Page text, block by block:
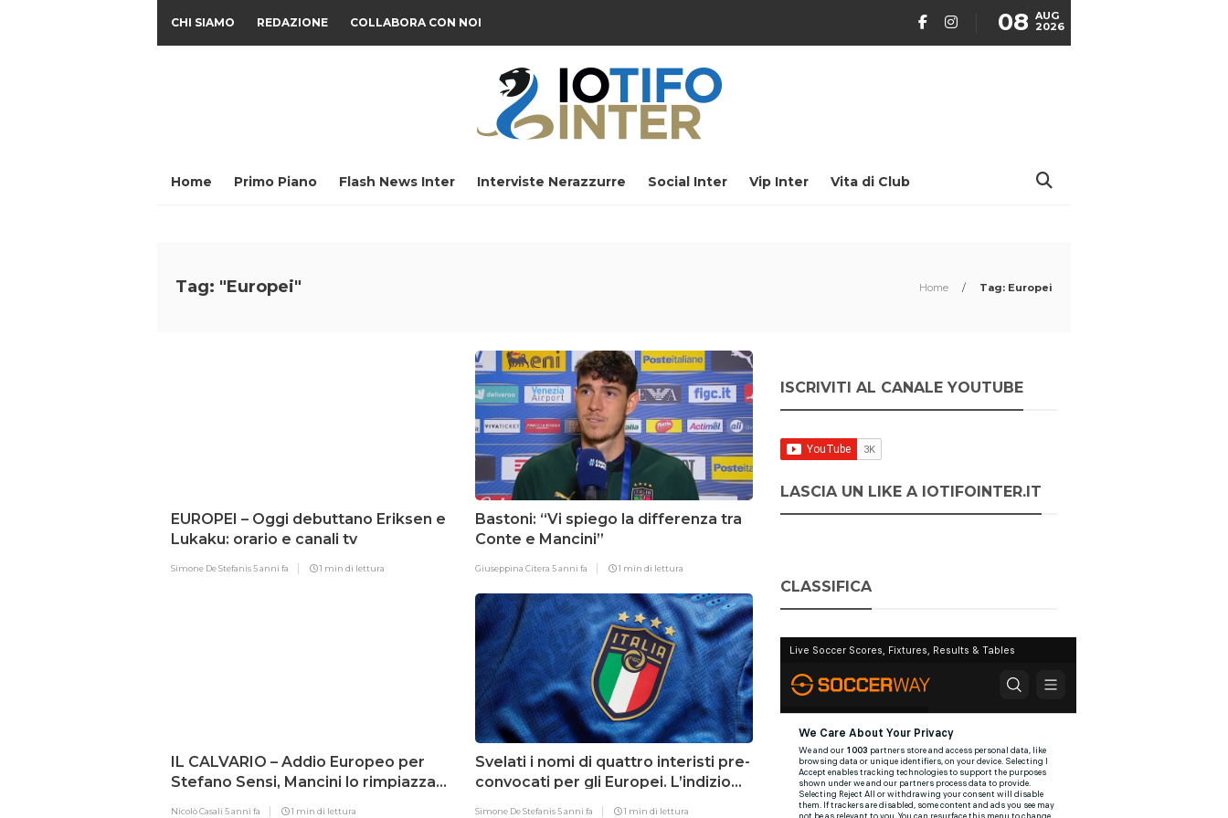
CHI SIAMO REDAZIONE COLLABORA CON NOI 08 AUG
2026
Home Primo Piano Flash News Inter Interviste Nerazzurre Social Inter Vip Inter Vita di Club
Tag: "Europei" Home / Tag: Europei
EUROPEI – Oggi debuttano Eriksen e
Lukaku: orario e canali tv
Simone De Stefanis5 anni fa 1 min di lettura
Bastoni: “Vi spiego la differenza tra
Conte e Mancini”
Giuseppina Citera5 anni fa 1 min di lettura
IL CALVARIO – Addio Europeo per
Stefano Sensi, Mancini lo rimpiazza
Nicolò Casali 5 anni fa 1 min di lettura
Svelati i nomi di quattro interisti pre-
convocati per gli Europei. L’indizio
Simone De Stefanis5 anni fa 1 min di lettura
ISCRIVITI AL CANALE YOUTUBE
LASCIA UN LIKE A IOTIFOINTER.IT
CLASSIFICA